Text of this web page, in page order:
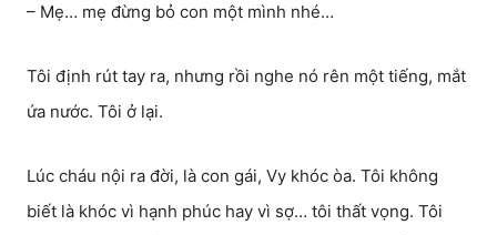
– Mẹ… mẹ đừng bỏ con một mình nhé…
Tôi định rút tay ra, nhưng rồi nghe nó rên một tiếng, mắt
ứa nước. Tôi ở lại.
Lúc cháu nội ra đời, là con gái, Vy khóc òa. Tôi không
biết là khóc vì hạnh phúc hay vì sợ… tôi thất vọng. Tôi